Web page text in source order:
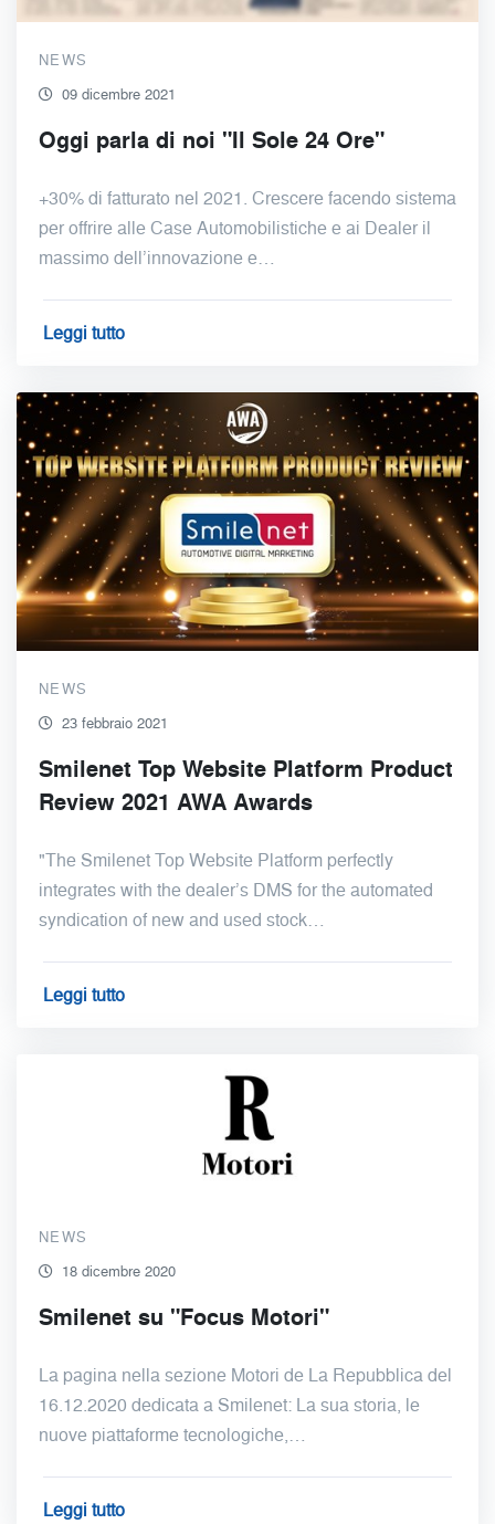
NEWS
09 dicembre 2021
Oggi parla di noi "Il Sole 24 Ore"
+30% di fatturato nel 2021. Crescere facendo sistema
per offrire alle Case Automobilistiche e ai Dealer il
massimo dell’innovazione e…
Leggi tutto
NEWS
23 febbraio 2021
Smilenet Top Website Platform Product
Review 2021 AWA Awards
"The Smilenet Top Website Platform perfectly
integrates with the dealer’s DMS for the automated
syndication of new and used stock…
Leggi tutto
NEWS
18 dicembre 2020
Smilenet su "Focus Motori"
La pagina nella sezione Motori de La Repubblica del
16.12.2020 dedicata a Smilenet: La sua storia, le
nuove piattaforme tecnologiche,…
Leggi tutto